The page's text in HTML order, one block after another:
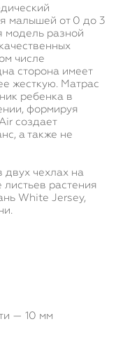
малышей от 0 до 3
модель разной
числе
сторона имеет
жесткую. Матрас
ребенка в
формируя
создает
а также не
чехлах на
растения
White Jersey,
— 10 мм